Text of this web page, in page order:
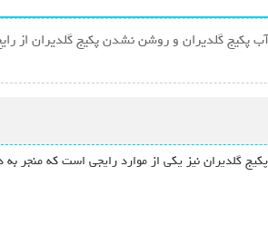
پکیج گلدیران و روشن نشدن پکیج گلدیران از
گلدیران نیز یکی از موارد رایجی است که منجر